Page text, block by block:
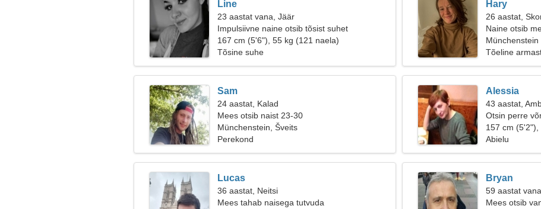
Line
23 aastat vana, Jäär
Impulsiivne naine otsib tõsist suhet
167 cm (5'6"), 55 kg (121 naela)
Tõsine suhe
Hary
26 aastat,
Naine otsib
Münchenstein
Tõeline
Sam
24 aastat, Kalad
Mees otsib naist 23-30
Münchenstein, Šveits
Perekond
Alessia
43 aastat,
Otsin perre
157 cm
Abielu
Lucas
36 aastat, Neitsi
Mees tahab naisega tutvuda
Bryan
59 aastat
Mees otsib